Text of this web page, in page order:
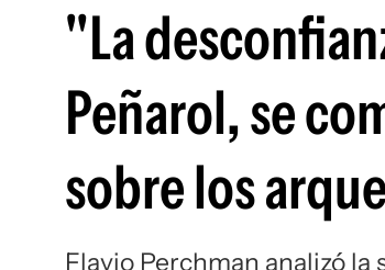
"La
Peñarol, se
sobre los
Flavio Perchman analizó la